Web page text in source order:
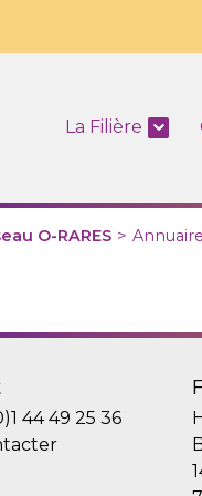
La Filière
O-RARES >
44 49 25 36